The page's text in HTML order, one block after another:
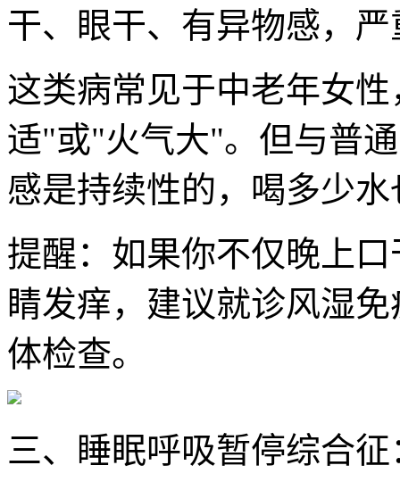
干、眼干、有异物感，
这类病常见于中老年女
适"或"火气大"。但与普
感是持续性的，喝多少
提醒：如果你不仅晚上
睛发痒，建议就诊风湿
体检查。
三、睡眠呼吸暂停综合